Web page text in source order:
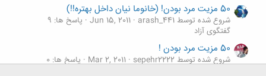
50 مزیت مرد بودن! (خانوما نیان داخل بهتره!!)
شروع شده توسط arash_441 Jun 15, 2011 پاسخ ها: 9
گفتگوی آزاد
50 مزیت مرد بودن !
شروع شده توسط sepehr2222 Mar 2, 2011
پاسخ ها: 0